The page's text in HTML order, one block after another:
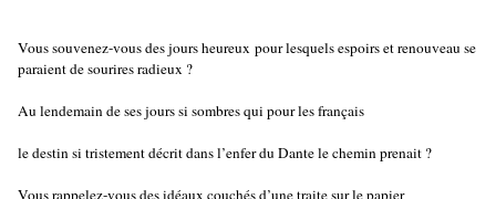
Vous souvenez-vous des jours heureux pour lesquels espoirs et renouveau se
paraient de sourires radieux ?
Au lendemain de ses jours si sombres qui pour les français
le destin si tristement décrit dans l’enfer du Dante le chemin prenait ?
Vous rappelez-vous des idéaux couchés d’une traite sur le papier